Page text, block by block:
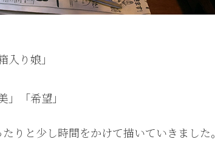
り娘」
「希望」
りと少し時間をかけて描いていきました。